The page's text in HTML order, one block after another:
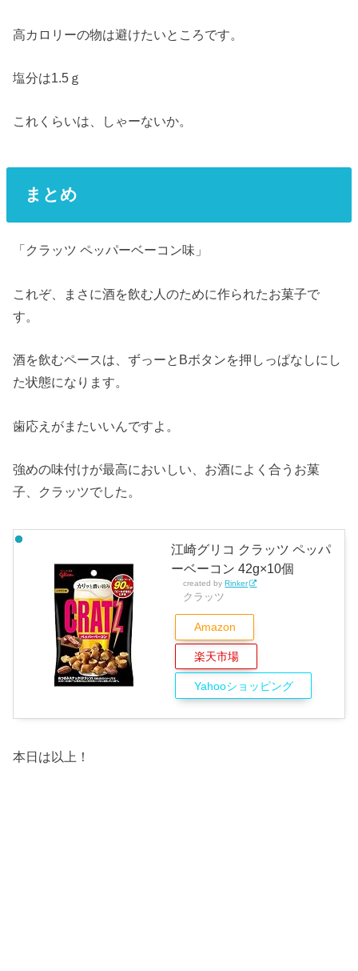
高カロリーの物は避けたいところです。
塩分は1.5ｇ
これくらいは、しゃーないか。
まとめ
「クラッツ ペッパーベーコン味」
これぞ、まさに酒を飲む人のために作られたお菓子で
す。
酒を飲むペースは、ずっーとBボタンを押しっぱなしにし
た状態になります。
歯応えがまたいいんですよ。
強めの味付けが最高においしい、お酒によく合うお菓
子、クラッツでした。
江崎グリコ クラッツ ペッパ
ーベーコン 42g×10個
created byRinker
クラッツ
Amazon
楽天市場
Yahooショッピング
本日は以上！